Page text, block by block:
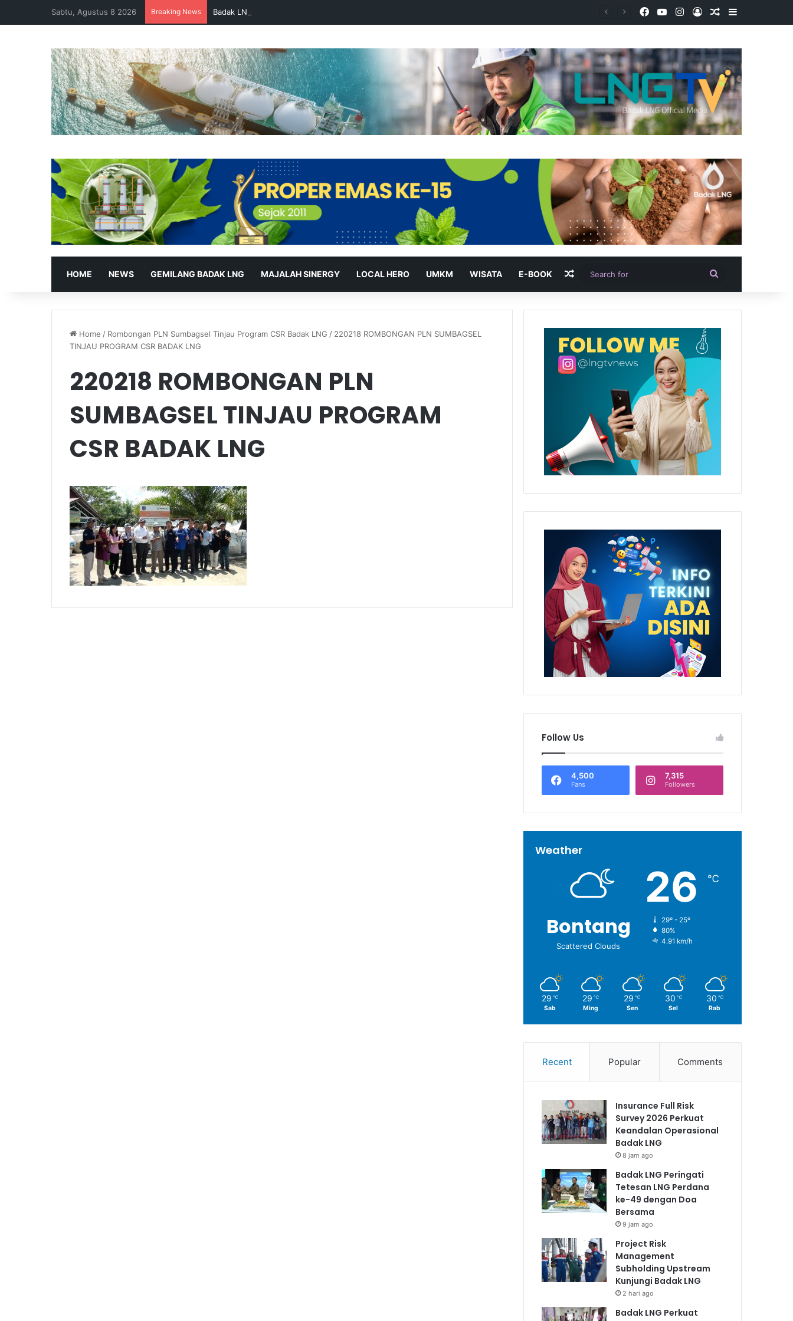
Sabtu, Agustus 8 2026 Breaking News Badak LNG Peringati Tetesan LNG Perdana ke-49 dengan Doa Bersama Facebook
YouTubeInstagram
Log InRandom Article
Sidebar
HOME NEWS GEMILANG BADAK LNG MAJALAH SINERGY LOCAL HERO UMKM WISATA E-BOOK Random Article
for
Home / Rombongan PLN Sumbagsel Tinjau Program CSR Badak LNG / 220218 ROMBONGAN PLN SUMBAGSEL
TINJAU PROGRAM CSR BADAK LNG
220218 ROMBONGAN PLN
SUMBAGSEL TINJAU PROGRAM
CSR BADAK LNG
Follow Us
4,500
Fans
7,315
Followers
Weather
Bontang
Scattered Clouds
26 ℃
29º - 25º
80%
4.91 km/h
29 ℃
Sab
29 ℃
Ming
29 ℃
Sen
30 ℃
Sel
30 ℃
Rab
Recent Popular Comments
Insurance Full Risk
Survey 2026 Perkuat
Keandalan Operasional
Badak LNG
8 jam ago
Badak LNG Peringati
Tetesan LNG Perdana
ke-49 dengan Doa
Bersama
9 jam ago
Project Risk
Management
Subholding Upstream
Kunjungi Badak LNG
2 hari ago
Badak LNG Perkuat